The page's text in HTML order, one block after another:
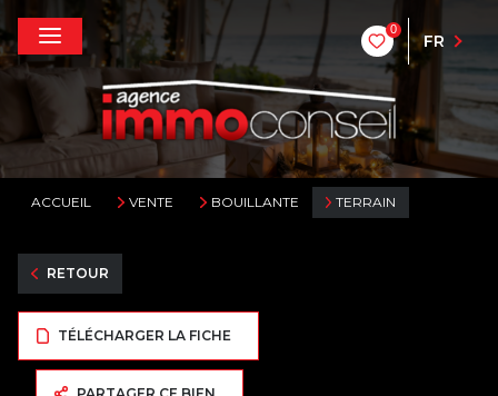
0
FR
ACCUEIL VENTE BOUILLANTE TERRAIN
RETOUR
TÉLÉCHARGER LA FICHE